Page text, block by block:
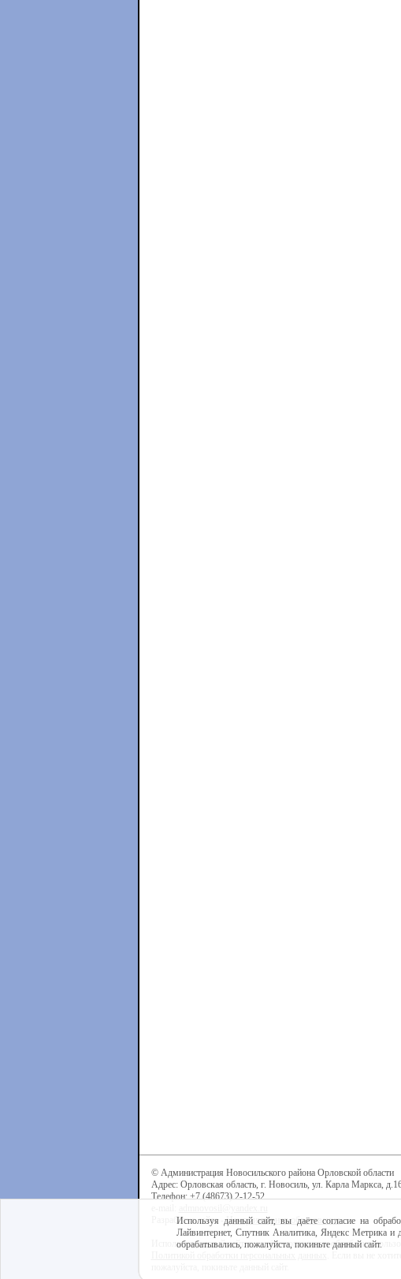
© Администрация Новосильского района Орловской области
Адрес: Орловская область, г. Новосиль, ул. Карла Маркса,
Телефон: +7 (48673) 2-12-52
Разработка сайта -Центр интернет-образования
Используя данный сайт, вы даёте согласие на обработку
Используя данный сайт, вы даёте согласие на
Лайвинтернет, Спутник Аналитика, Яндекс Метрика и
обрабатывались, пожалуйста, покиньте данный сайт.